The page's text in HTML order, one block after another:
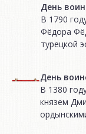
День
В 1790
Фёдора
турецкой
День
В 1380
князем